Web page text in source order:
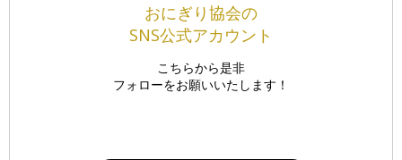
おにぎり協会の
SNS公式アカウント
こちらから是非
フォローをお願いいたします！